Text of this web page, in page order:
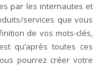
par les internautes et
services que vous
de vos mots-clés,
qu’après toutes ces
pourrez créer votre